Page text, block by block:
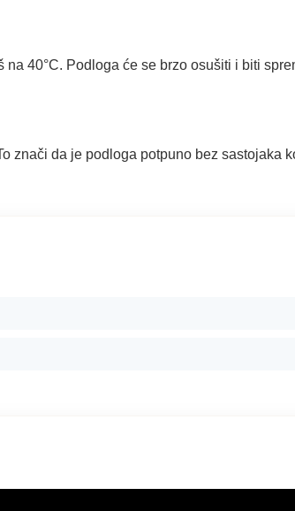
40°C. Podloga će se brzo osušiti i biti
znači da je podloga potpuno bez sastojaka